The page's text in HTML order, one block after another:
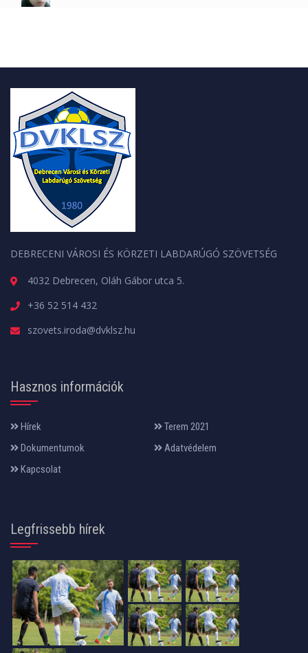
DEBRECENI VÁROSI ÉS KÖRZETI LABDARÚGÓ SZÖVETSÉG
4032 Debrecen, Oláh Gábor utca 5.
+36 52 514 432
szovets.iroda@dvklsz.hu
Hasznos információk
Hírek
Terem 2021
Dokumentumok
Adatvédelem
Kapcsolat
Legfrissebb hírek